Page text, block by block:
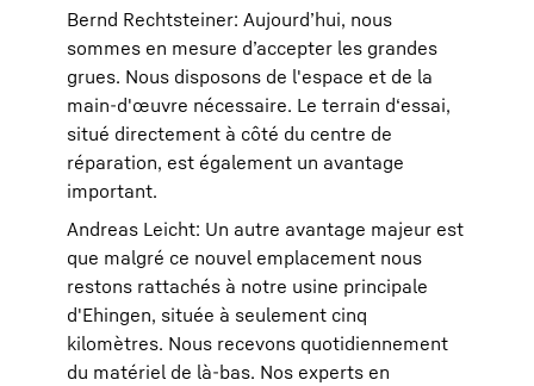
Bernd Rechtsteiner: Aujourd’hui, nous
sommes en mesure d’accepter les grandes
grues. Nous disposons de l'espace et de la
main-d'œuvre nécessaire. Le terrain d‘essai,
situé directement à côté du centre de
réparation, est également un avantage
important.
Andreas Leicht: Un autre avantage majeur est
que malgré ce nouvel emplacement nous
restons rattachés à notre usine principale
d'Ehingen, située à seulement cinq
kilomètres. Nous recevons quotidiennement
du matériel de là-bas. Nos experts en